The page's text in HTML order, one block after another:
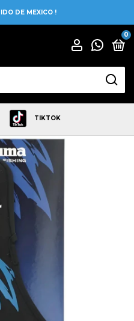
DE MEXICO !
0
TIKTOK